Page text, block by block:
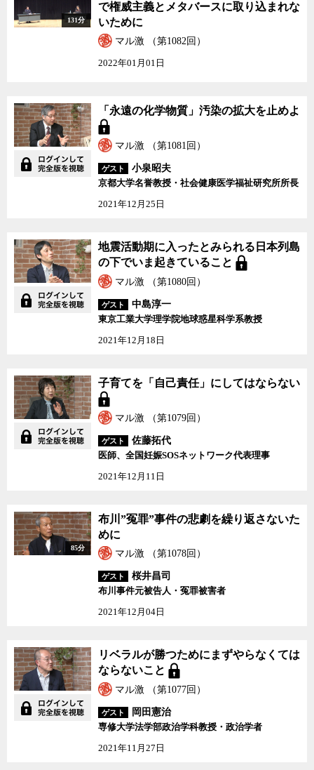
131分
で権威主義とメタバースに取り込まれな
いために
マル激 （第1082回）
2022年01月01日
「永遠の化学物質」汚染の拡大を止めよ
マル激 （第1081回）
ゲスト
小泉昭夫
京都大学名誉教授・社会健康医学福祉研究所所長
2021年12月25日
地震活動期に入ったとみられる日本列島
の下でいま起きていること
マル激 （第1080回）
ゲスト
中島淳一
東京工業大学理学院地球惑星科学系教授
2021年12月18日
子育てを「自己責任」にしてはならない
マル激 （第1079回）
ゲスト
佐藤拓代
医師、全国妊娠SOSネットワーク代表理事
2021年12月11日
85分
布川”冤罪”事件の悲劇を繰り返さないた
めに
マル激 （第1078回）
ゲスト
桜井昌司
布川事件元被告人・冤罪被害者
2021年12月04日
リベラルが勝つためにまずやらなくては
ならないこと
マル激 （第1077回）
ゲスト
岡田憲治
専修大学法学部政治学科教授・政治学者
2021年11月27日